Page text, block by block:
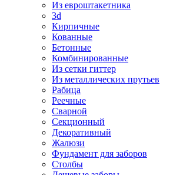
Из евроштакетника
3d
Кирпичные
Кованные
Бетонные
Комбинированные
Из сетки гиттер
Из металлических прутьев
Рабица
Реечные
Сварной
Секционный
Декоративный
Жалюзи
Фундамент для заборов
Столбы